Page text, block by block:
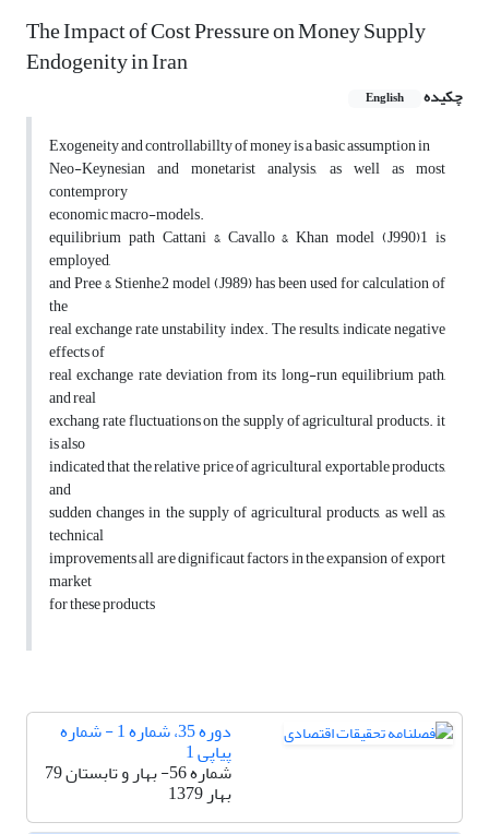
The Impact of Cost Pressure on Money Supply
Endogenity in Iran
چکیده English
Exogeneity and controllabillty of money is a basic assumption in
Neo-Keynesian and monetarist analysis, as well as most
contemprory
economic macro-models.
equilibrium path Cattani & Cavallo & Khan model (J990)1 is
employed,
and Pree & Stienhe,2 model (J989) has been used for calculation of
the
real exchange rate unstability index. The results, indicate negative
effects of
real exchange rate deviation from its long-run equilibrium path,
and real
exchang rate fluctuations on the supply of agricultural products. it
is also
indicated that the relative price of agricultural exportable products,
and
sudden changes in the supply of agricultural products, as well as,
technical
improvements all are dignificaut factors in the expansion of export
market
for these products
دوره 35، شماره 1 - شماره
پیاپی 1
شماره 56- بهار و تابستان 79
بهار 1379